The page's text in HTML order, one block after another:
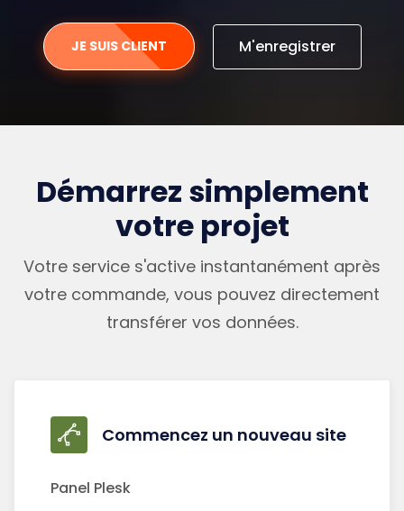
JE SUIS CLIENT M'enregistrer
Démarrez simplement
votre projet
Votre service s'active instantanément après
votre commande, vous pouvez directement
transférer vos données.
Commencez un nouveau site
Panel Plesk